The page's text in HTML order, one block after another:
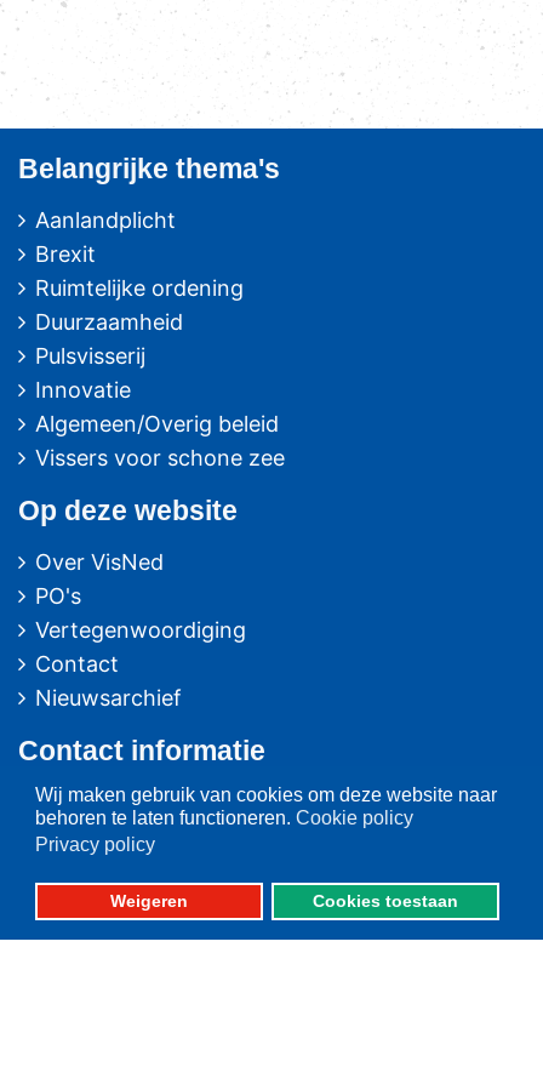
Wij maken gebruik van cookies om deze website naar
behoren te laten functioneren. Cookie policy
Privacy policy
Weigeren Cookies toestaan
Belangrijke thema's
Aanlandplicht
Brexit
Ruimtelijke ordening
Duurzaamheid
Pulsvisserij
Innovatie
Algemeen/Overig beleid
Vissers voor schone zee
Op deze website
Over VisNed
PO's
Vertegenwoordiging
Contact
Nieuwsarchief
Contact informatie
Postbus 59
8320 AB URK
Bezoekadres:
Vlaak 12 URK